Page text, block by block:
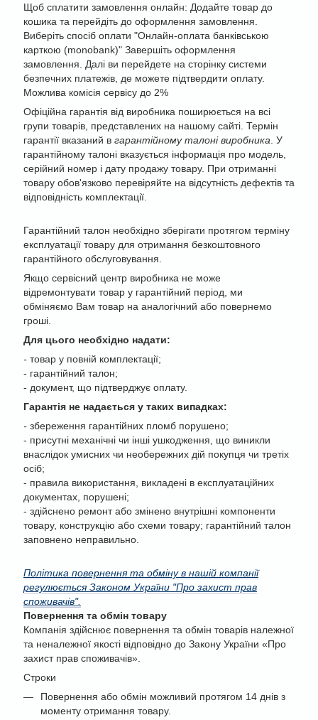
Щоб сплатити замовлення онлайн: Додайте товар до
кошика та перейдіть до оформлення замовлення.
Виберіть спосіб оплати "Онлайн-оплата банківською
карткою (monobank)" Завершіть оформлення
замовлення. Далі ви перейдете на сторінку системи
безпечних платежів, де можете підтвердити оплату.
Можлива комісія сервісу до 2%
Офіційна гарантія від виробника поширюється на всі
групи товарів, представлених на нашому сайті. Термін
гарантії вказаний в гарантійному талоні виробника . У
гарантійному талоні вказується інформація про модель,
серійний номер і дату продажу товару. При отриманні
товару обов'язково перевіряйте на відсутність дефектів та
відповідність комплектації.
Гарантійний талон необхідно зберігати протягом терміну
експлуатації товару для отримання безкоштовного
гарантійного обслуговування.
Якщо сервісний центр виробника не може
відремонтувати товар у гарантійний період, ми
обміняємо Вам товар на аналогічний або повернемо
гроші.
Для цього необхідно надати:
- товар у повній комплектації;
- гарантійний талон;
- документ, що підтверджує оплату.
Гарантія не надається у таких випадках:
- збереження гарантійних пломб порушено;
- присутні механічні чи інші ушкодження, що виникли
внаслідок умисних чи необережних дій покупця чи третіх
осіб;
- правила використання, викладені в експлуатаційних
документах, порушені;
- здійснено ремонт або змінено внутрішні компоненти
товару, конструкцію або схеми товару; гарантійний талон
заповнено неправильно.
Політика повернення та обміну в нашій компанії
регулюється Законом України "Про захист прав
споживачів".
Повернення та обмін товару
Компанія здійснює повернення та обмін товарів належної
та неналежної якості відповідно до Закону України «Про
захист прав споживачів».
Строки
Повернення або обмін можливий протягом 14 днів з
моменту отримання товару.